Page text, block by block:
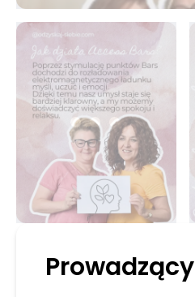
Prowadzący